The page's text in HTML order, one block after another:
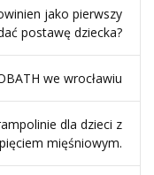
jako pierwszy
postawę dziecka?
we wrocławiu
dla dzieci z
mięśniowym.